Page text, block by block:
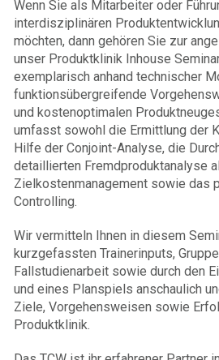
Wenn Sie als Mitarbeiter oder
interdisziplinären
möchten, dann gehören Sie zur
unser Produktklinik Inhouse
exemplarisch anhand technischer
funktionsübergreifende
und kostenoptimalen
umfasst sowohl die Ermittlung der
Hilfe der Conjoint-Analyse, die
detaillierten Fremdproduktanalyse
Zielkostenmanagement sowie das
Controlling.
Wir vermitteln Ihnen in diesem
kurzgefassten Trainerinputs,
Fallstudienarbeit sowie durch den
und eines Planspiels anschaulich
Ziele, Vorgehensweisen sowie
Produktklinik.